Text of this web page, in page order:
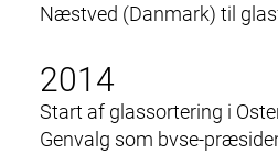
Næstved (Danmark) til
2014
Start af glassortering i
Genvalg som bvse-